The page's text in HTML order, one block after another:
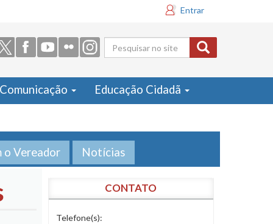
Entrar
Formulário
de busca
Comunicação Educação Cidadã
o Vereador Notícias
CONTATO
Telefone(s):